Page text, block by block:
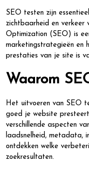
SEO testen zijn
zichtbaarheid en verkeer
Optimization (SEO) is
marketingstrategieën en
prestaties van je site is
Waarom
Het uitvoeren van SEO
goed je website
verschillende aspecten
laadsnelheid, metadata,
ontdekken welke
zoekresultaten.